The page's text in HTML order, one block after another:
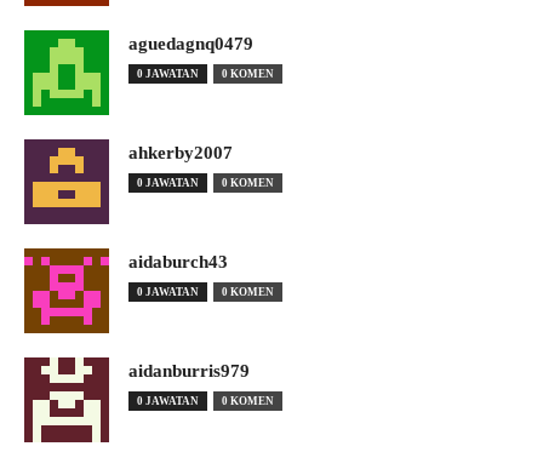
aguedagnq0479
0 JAWATAN 0 KOMEN
ahkerby2007
0 JAWATAN 0 KOMEN
aidaburch43
0 JAWATAN 0 KOMEN
aidanburris979
0 JAWATAN 0 KOMEN